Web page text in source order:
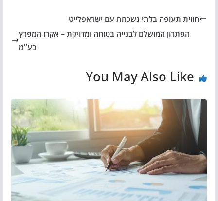
חווית תעופה בלתי נשכחת עם ישראפלייט
הפתרון המושלם לבנייה בטוחה ומדויקת – אקרו המפרץ
בע"מ
You May Also Like